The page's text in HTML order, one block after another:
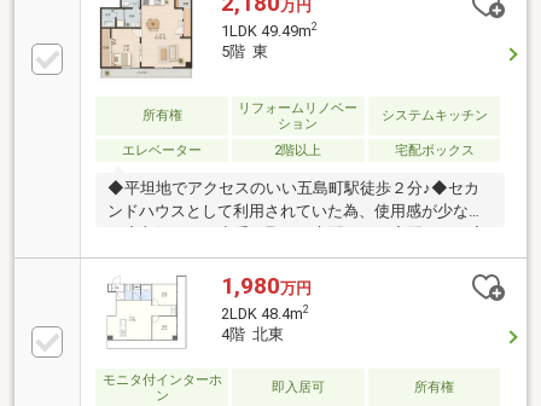
万円
1LDK 49.49m2
5階 東
所有権
リフォームリノベー
ション
システムキッチン
エレベーター 2階以上 宅配ボックス
◆平坦地でアクセスのいい五島町駅徒歩２分♪◆セカ
ンドハウスとして利用されていた為、使用感が少なく
程度良好です！◆受け取りに心配なしの宅配ＢＯＸ完
備◆使いが手も良いシステムキッチンでお料理も楽し
くできそう♪◆お手入れが楽なＩＨクッキングヒータ
ーはお鍋とフライパンを使いながらヤカンもおけるコ
ンロ３口以上付です。◆トランクルーム付きの物件
で、大物家具やアウトドア用品の収納にも困りません
☆◆リフォーム時に一度スケルトンにしており、給排
水管の交換まで完了済です。◆室内建具や、水回りの
1,980万円
2LDK 48.4m2
4階 北東
モニタ付インターホ
ン
即入居可 所有権